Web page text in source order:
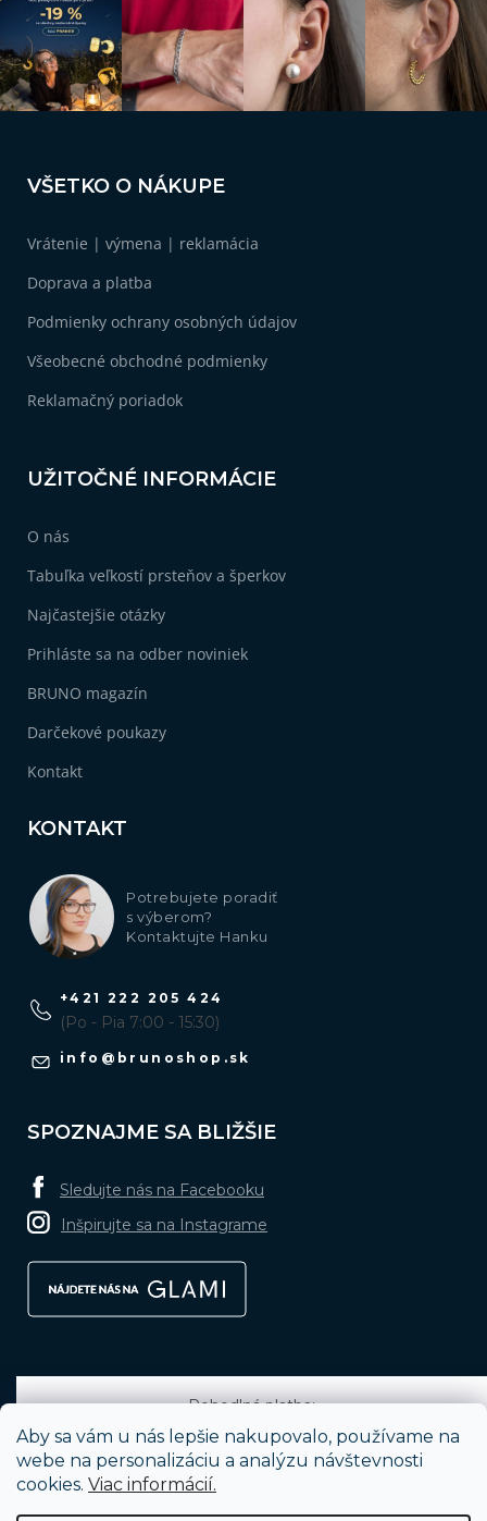
Aby sa vám u nás lepšie nakupovalo, používame na
webe na personalizáciu a analýzu návštevnosti
cookies. Viac informácií.
VŠETKO O NÁKUPE
Vrátenie | výmena | reklamácia
Doprava a platba
Podmienky ochrany osobných údajov
Všeobecné obchodné podmienky
Reklamačný poriadok
UŽITOČNÉ INFORMÁCIE
O nás
Tabuľka veľkostí prsteňov a šperkov
Najčastejšie otázky
Prihláste sa na odber noviniek
BRUNO magazín
Darčekové poukazy
Kontakt
KONTAKT
Potrebujete poradiť
s výberom?
Kontaktujte Hanku
info @ brunoshop.sk
+421 222 205 424
(Po - Pia 7:00 - 15:30)
SPOZNAJME SA BLIŽŠIE
Sledujte nás na Facebooku
Inšpirujte sa na Instagrame
Pohodlná platba: